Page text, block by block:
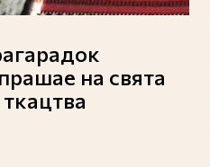
на свята